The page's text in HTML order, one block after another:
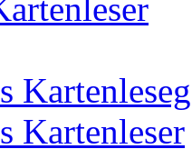
Kartenleser